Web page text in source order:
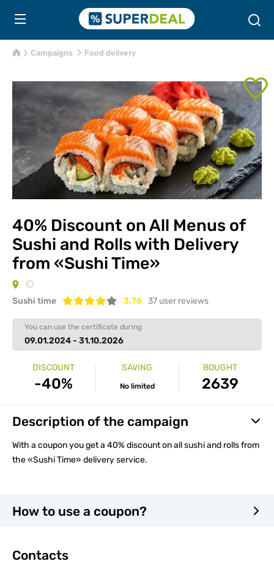
Campaigns Food delivery
40% Discount on All Menus of
Sushi and Rolls with Delivery
from «Sushi Time»
Sushi time 3.76 37 user reviews
You can use the certificate during
09.01.2024 - 31.10.2026
DISCOUNT
-40%
SAVING
No limited
BOUGHT
2639
Description of the campaign
With a coupon you get a 40% discount on all sushi and rolls from
the «Sushi Time» delivery service.
How to use a coupon?
Contacts